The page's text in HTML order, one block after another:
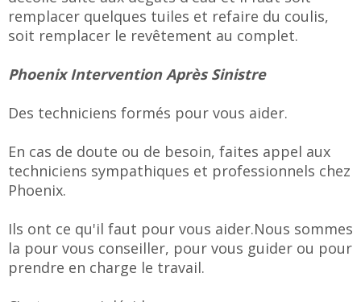
remplacer quelques tuiles et refaire du coulis,
soit remplacer le revêtement au complet.
Phoenix Intervention Après Sinistre
Des techniciens formés pour vous aider.
En cas de doute ou de besoin, faites appel aux
techniciens sympathiques et professionnels chez
Phoenix.
Ils ont ce qu'il faut pour vous aider.Nous sommes
la pour vous conseiller, pour vous guider ou pour
prendre en charge le travail.